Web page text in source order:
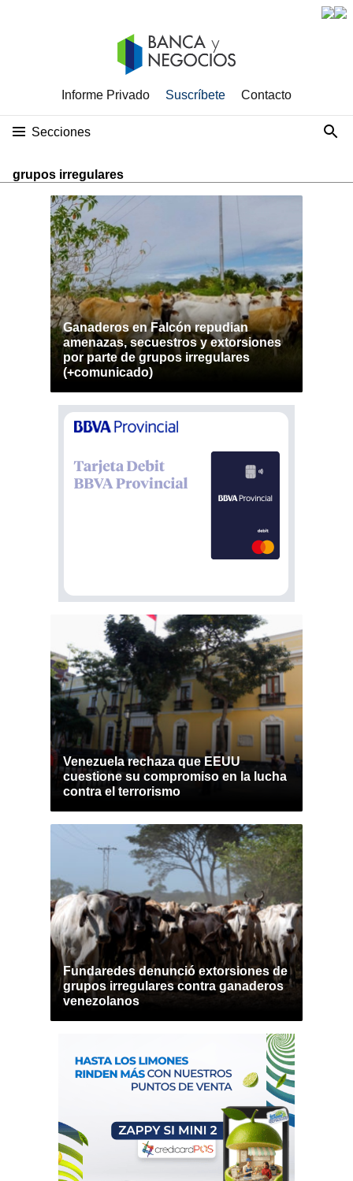
Informe Privado Suscríbete Contacto
Secciones
grupos irregulares
Ganaderos en Falcón repudian
amenazas, secuestros y extorsiones
por parte de grupos irregulares
(+comunicado)
Venezuela rechaza que EEUU
cuestione su compromiso en la lucha
contra el terrorismo
Fundaredes denunció extorsiones de
grupos irregulares contra ganaderos
venezolanos